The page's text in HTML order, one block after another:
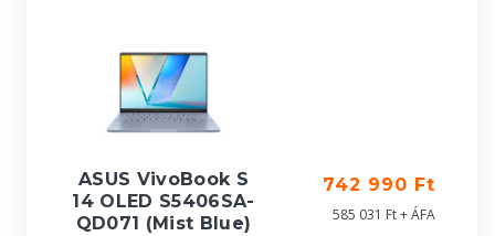
ASUS VivoBook S
14 OLED S5406SA-
QD071 (Mist Blue)
742 990 Ft
585 031 Ft + ÁFA